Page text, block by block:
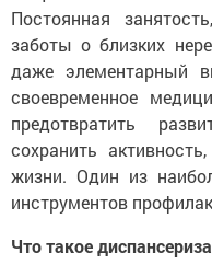
Постоянная
заботы о близких
даже элементарный
своевременное
предотвратить
сохранить
жизни. Один из
инструментов
Что такое